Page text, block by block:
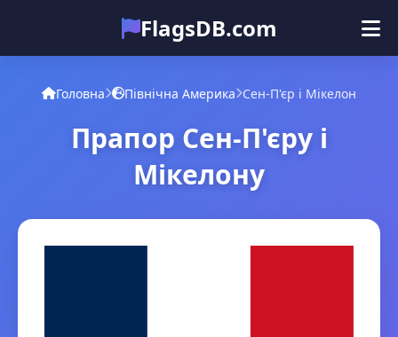
FlagsDB.com
Головна
Вікторина
Головна Північна Америка Сен-П'єр і Мікелон
Прапор Сен-П'єру і
Мікелону